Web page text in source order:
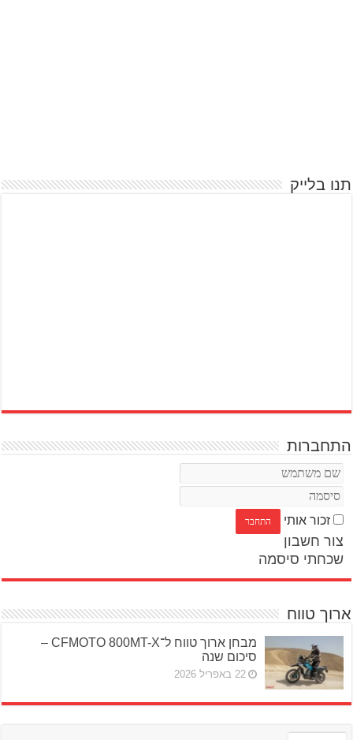
תנו בלייק
התחברות
זכור אותי
צור חשבון
שכחתי סיסמה
ארוך טווח
מבחן ארוך טווח ל־CFMOTO 800MT-X –
סיכום שנה
22 באפריל 2026